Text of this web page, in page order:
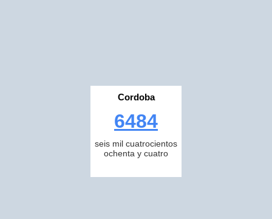
Cordoba
6484
seis mil cuatrocientos
ochenta y cuatro